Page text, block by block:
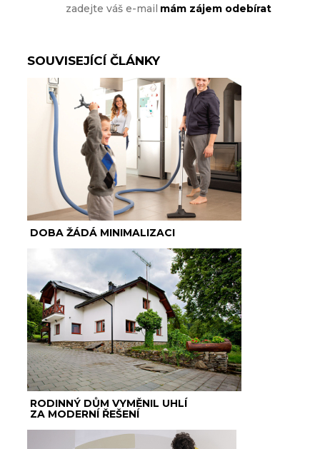
SOUVISEJÍCÍ ČLÁNKY
DOBA ŽÁDÁ MINIMALIZACI
RODINNÝ DŮM VYMĚNIL UHLÍ
ZA MODERNÍ ŘEŠENÍ